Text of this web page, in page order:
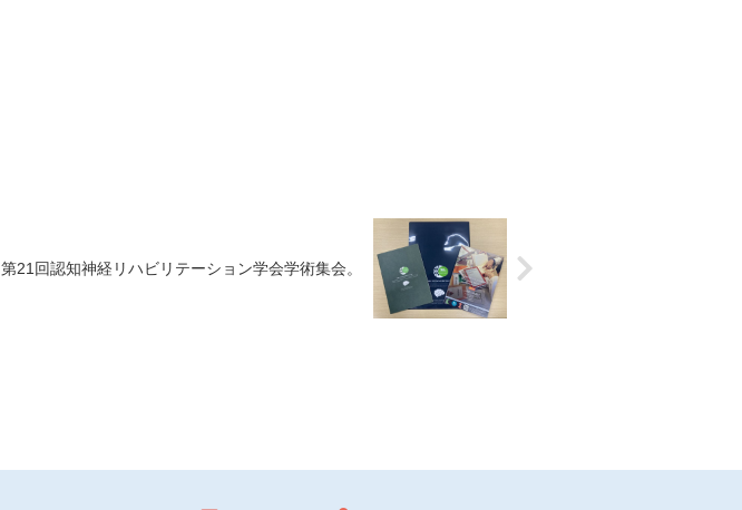
第21回認知神経リハビリテーション学会学術集会。